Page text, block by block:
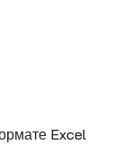
Excel